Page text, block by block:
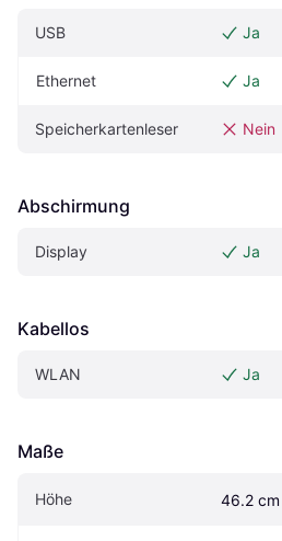
USB Ja
Ethernet Ja
Speicherkartenleser Nein
Abschirmung
Display Ja
Kabellos
WLAN Ja
Maße
Höhe 46.2 cm